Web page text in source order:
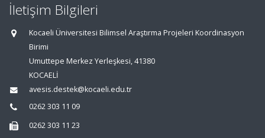
İletişim Bilgileri
Kocaeli Üniversitesi Bilimsel Araştırma Projeleri Koordinasyon
Birimi
Umuttepe Merkez Yerleşkesi, 41380
KOCAELİ
avesis.destek@kocaeli.edu.tr
0262 303 11 09
0262 303 11 23